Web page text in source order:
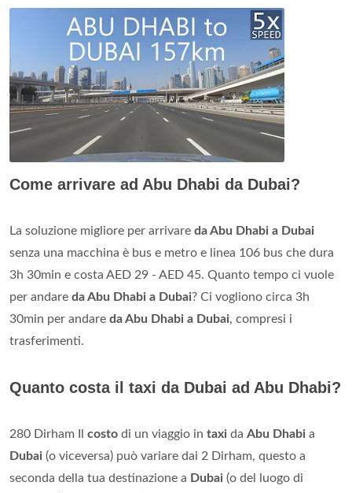
Come arrivare ad Abu Dhabi da Dubai?
La soluzione migliore per arrivare da Abu Dhabi a Dubai
senza una macchina è bus e metro e linea 106 bus che dura
3h 30min e costa AED 29 - AED 45. Quanto tempo ci vuole
per andare da Abu Dhabi a Dubai? Ci vogliono circa 3h
30min per andare da Abu Dhabi a Dubai, compresi i
trasferimenti.
Quanto costa il taxi da Dubai ad Abu Dhabi?
280 Dirham Il costo di un viaggio in taxi da Abu Dhabi a
Dubai (o viceversa) può variare dai 2 Dirham, questo a
seconda della tua destinazione a Dubai (o del luogo di